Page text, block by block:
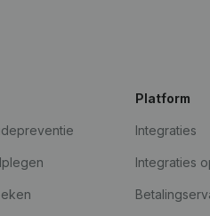
Platform
Integraties
Integraties